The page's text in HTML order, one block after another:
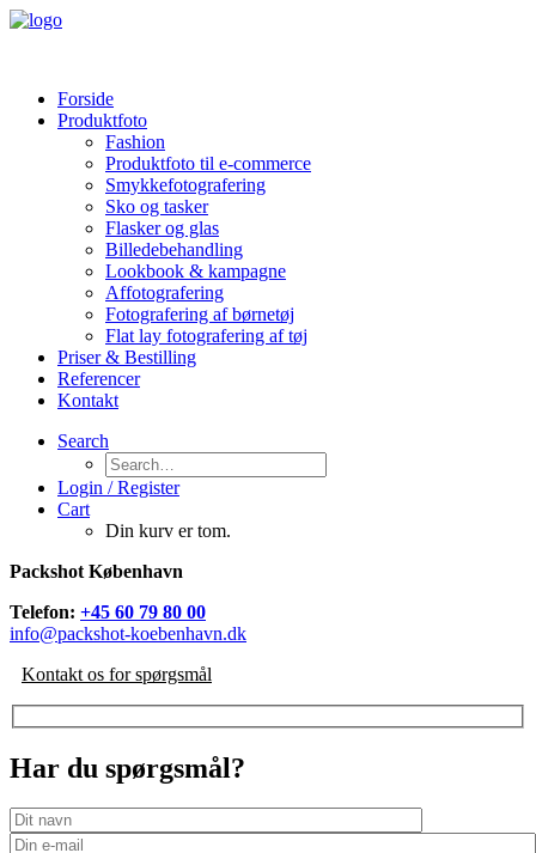
Forside
Produktfoto
Fashion
Produktfoto til e-commerce
Smykkefotografering
Sko og tasker
Flasker og glas
Billedebehandling
Lookbook & kampagne
Affotografering
Fotografering af børnetøj
Flat lay fotografering af tøj
Priser & Bestilling
Referencer
Kontakt
Search
Login / Register
Cart
Din kurv er tom.
Packshot København
Telefon: +45 60 79 80 00
info@packshot-koebenhavn.dk
Kontakt os for spørgsmål
Har du spørgsmål?